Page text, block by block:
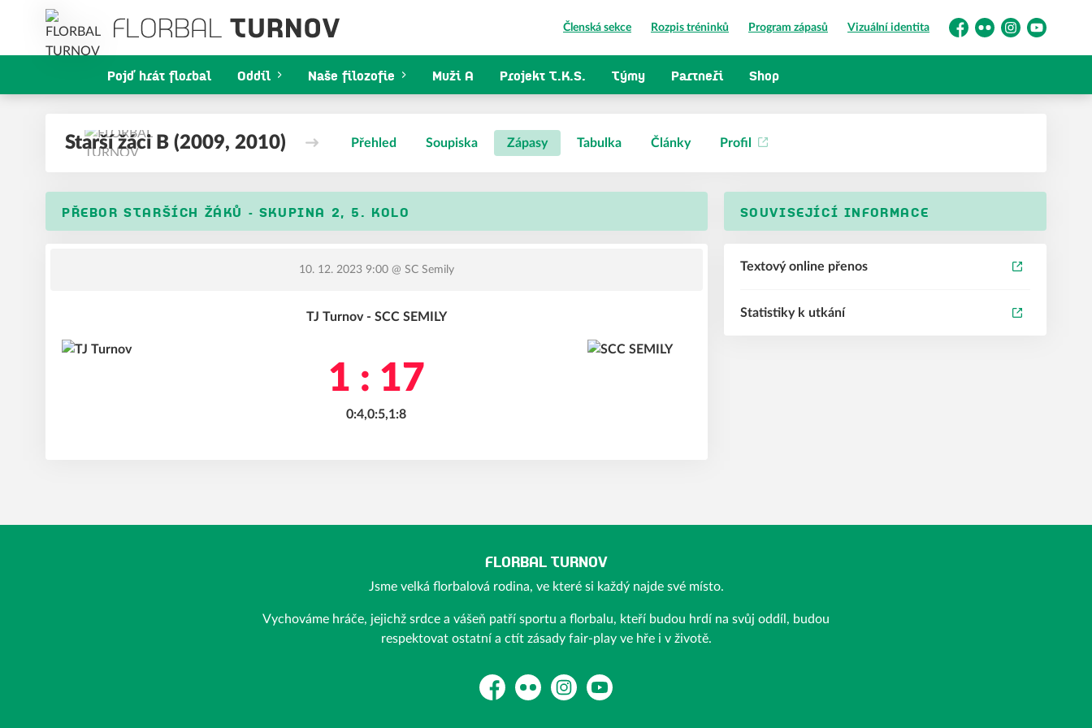
Členská sekce Rozpis tréninků Program zápasů Vizuální identita
Facebook
FlickrInstagramYouTube
Pojď hrát florbal Oddíl Naše filozofie Muži A Projekt T.K.S. Týmy Partneři Shop
Starší žáci B (2009, 2010) Přehled Soupiska Zápasy Tabulka Články Profil
PŘEBOR STARŠÍCH ŽÁKŮ - SKUPINA 2, 5. KOLO
10. 12. 2023 9:00@ SC Semily
TJ Turnov - SCC SEMILY
1 : 17
0:4,0:5,1:8
SOUVISEJÍCÍ INFORMACE
Textový online přenos
Statistiky k utkání
FLORBAL TURNOV
Jsme velká florbalová rodina, ve které si každý najde své místo.
Vychováme hráče, jejichž srdce a vášeň patří sportu a florbalu, kteří budou hrdí na svůj oddíl, budou
respektovat ostatní a ctít zásady fair-play ve hře i v životě.
FacebookFlickr InstagramYouTube